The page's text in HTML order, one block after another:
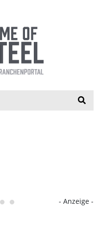
- Anzeige -